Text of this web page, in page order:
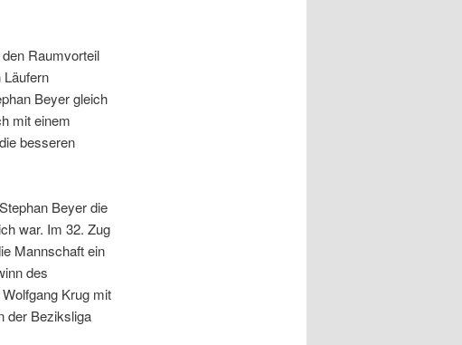
Raumvorteil
Läufern
Beyer gleich
mit einem
besseren
Beyer die
war. Im 32. Zug
Mannschaft ein
des
Krug mit
der Beziksliga